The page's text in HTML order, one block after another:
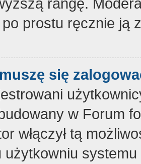
prostu ręcznie ją
się
w Forum
włączył tą
użytkowniu